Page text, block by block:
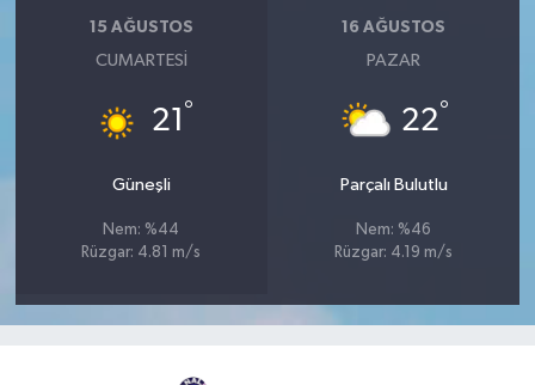
15 AĞUSTOS
CUMARTESI
21 °
Güneşli
Nem: %44
Rüzgar: 4.81 m/s
16 AĞUSTOS
PAZAR
22°
Parçalı Bulutlu
Nem: %46
Rüzgar: 4.19 m/s